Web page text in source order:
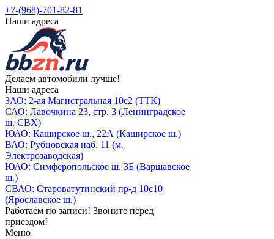
+7-(968)-701-82-81
Наши адреса
Делаем автомобили лучше!
Наши адреса
ЗАО: 2-ая Магистральная 10с2 (ТТК)
САО: Лавочкина 23, стр. 3 (Ленинградское
ш. СВХ)
ЮАО: Каширское ш., 22А (Каширское ш.)
ВАО: Рубцовская наб. 11 (м.
Электрозаводская)
ЮАО: Симферопольское ш. 3Б (Варшавское
ш.)
СВАО: Староватутинский пр-д 10с10
(Ярославское ш.)
Работаем по записи! Звоните перед
приездом!
Меню